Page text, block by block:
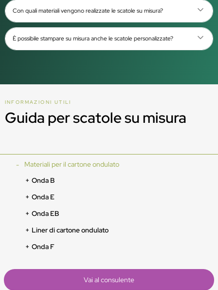
Con quali materiali vengono realizzate le scatole su misura?
È possibile stampare su misura anche le scatole personalizzate?
INFORMAZIONI UTILI
Guida per scatole su misura
Materiali per il cartone ondulato
Onda B
Onda E
Onda EB
Liner di cartone ondulato
Onda F
Vai al consulente